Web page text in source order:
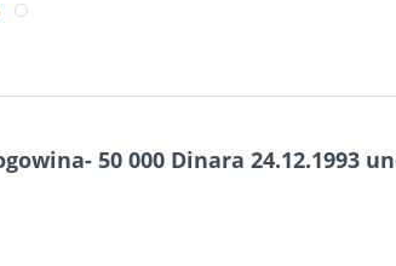
50 000 Dinara 24.12.1993